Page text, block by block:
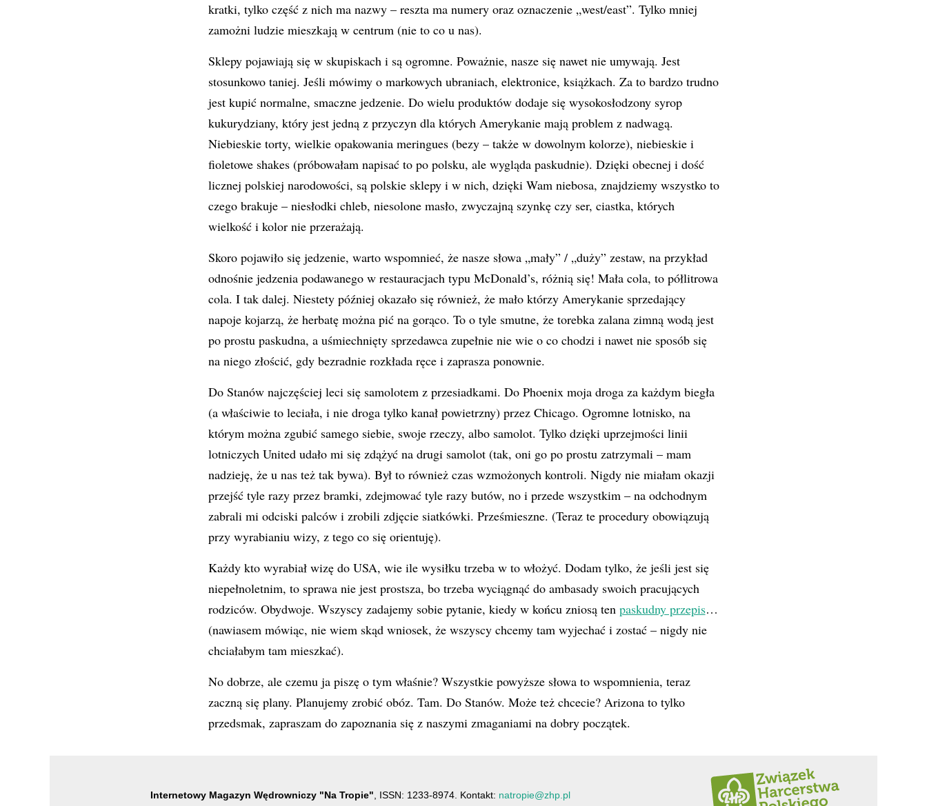
kratki, tylko część z nich ma nazwy – reszta ma numery oraz oznaczenie „west/east”. Tylko mniej
zamożni ludzie mieszkają w centrum (nie to co u nas).
Sklepy pojawiają się w skupiskach i są ogromne. Poważnie, nasze się nawet nie umywają. Jest
stosunkowo taniej. Jeśli mówimy o markowych ubraniach, elektronice, książkach. Za to bardzo trudno
jest kupić normalne, smaczne jedzenie. Do wielu produktów dodaje się wysokosłodzony syrop
kukurydziany, który jest jedną z przyczyn dla których Amerykanie mają problem z nadwagą.
Niebieskie torty, wielkie opakowania meringues (bezy – także w dowolnym kolorze), niebieskie i
fioletowe shakes (próbowałam napisać to po polsku, ale wygląda paskudnie). Dzięki obecnej i dość
licznej polskiej narodowości, są polskie sklepy i w nich, dzięki Wam niebosa, znajdziemy wszystko to
czego brakuje – niesłodki chleb, niesolone masło, zwyczajną szynkę czy ser, ciastka, których
wielkość i kolor nie przerażają.
Skoro pojawiło się jedzenie, warto wspomnieć, że nasze słowa „mały” / „duży” zestaw, na przykład
odnośnie jedzenia podawanego w restauracjach typu McDonald’s, różnią się! Mała cola, to półlitrowa
cola. I tak dalej. Niestety później okazało się również, że mało którzy Amerykanie sprzedający
napoje kojarzą, że herbatę można pić na gorąco. To o tyle smutne, że torebka zalana zimną wodą jest
po prostu paskudna, a uśmiechnięty sprzedawca zupełnie nie wie o co chodzi i nawet nie sposób się
na niego złościć, gdy bezradnie rozkłada ręce i zaprasza ponownie.
Do Stanów najczęściej leci się samolotem z przesiadkami. Do Phoenix moja droga za każdym biegła
(a właściwie to leciała, i nie droga tylko kanał powietrzny) przez Chicago. Ogromne lotnisko, na
którym można zgubić samego siebie, swoje rzeczy, albo samolot. Tylko dzięki uprzejmości linii
lotniczych United udało mi się zdążyć na drugi samolot (tak, oni go po prostu zatrzymali – mam
nadzieję, że u nas też tak bywa). Był to również czas wzmożonych kontroli. Nigdy nie miałam okazji
przejść tyle razy przez bramki, zdejmować tyle razy butów, no i przede wszystkim – na odchodnym
zabrali mi odciski palców i zrobili zdjęcie siatkówki. Prześmieszne. (Teraz te procedury obowiązują
przy wyrabianiu wizy, z tego co się orientuję).
Każdy kto wyrabiał wizę do USA, wie ile wysiłku trzeba w to włożyć. Dodam tylko, że jeśli jest się
niepełnoletnim, to sprawa nie jest prostsza, bo trzeba wyciągnąć do ambasady swoich pracujących
rodziców. Obydwoje. Wszyscy zadajemy sobie pytanie, kiedy w końcu zniosą ten paskudny przepis…
(nawiasem mówiąc, nie wiem skąd wniosek, że wszyscy chcemy tam wyjechać i zostać – nigdy nie
chciałabym tam mieszkać).
No dobrze, ale czemu ja piszę o tym właśnie? Wszystkie powyższe słowa to wspomnienia, teraz
zaczną się plany. Planujemy zrobić obóz. Tam. Do Stanów. Może też chcecie? Arizona to tylko
przedsmak, zapraszam do zapoznania się z naszymi zmaganiami na dobry początek.
Internetowy Magazyn Wędrowniczy "Na Tropie" , ISSN: 1233-8974. Kontakt: natropie@zhp.pl